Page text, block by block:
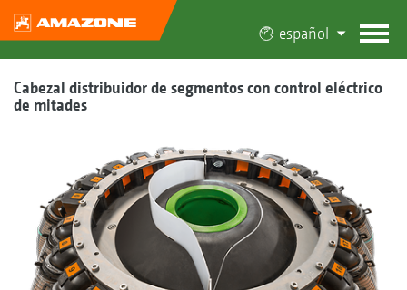
español
Cabezal distribuidor de segmentos con control eléctrico
de mitades